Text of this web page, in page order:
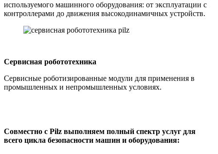
используемого машинного оборудования: от эксплуатации с
контроллерами до движения высокодинамичных устройств.
Сервисная робототехника
Сервисные роботизированные модули для применения в
промышленных и непромышленных условиях.
Совместно с Pilz выполняем полный спектр услуг для
всего цикла безопасности машин и оборудования: